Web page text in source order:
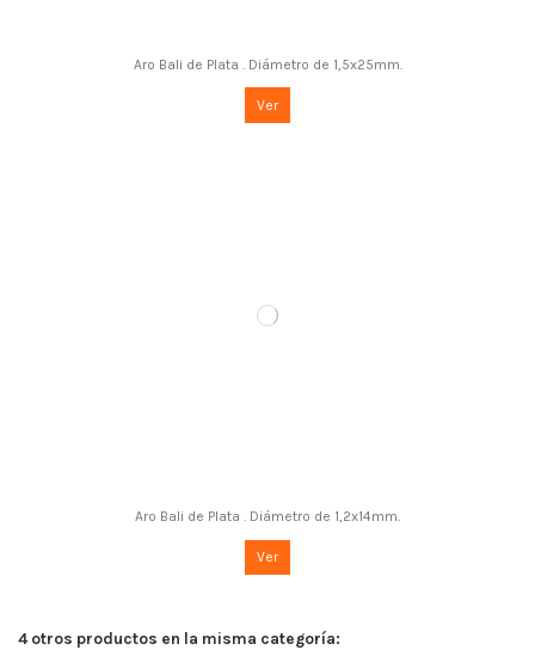
Aro Bali de Plata . Diámetro de 1,5x25mm.
Ver
Aro Bali de Plata . Diámetro de 1,2x14mm.
Ver
4 otros productos en la misma categoría: